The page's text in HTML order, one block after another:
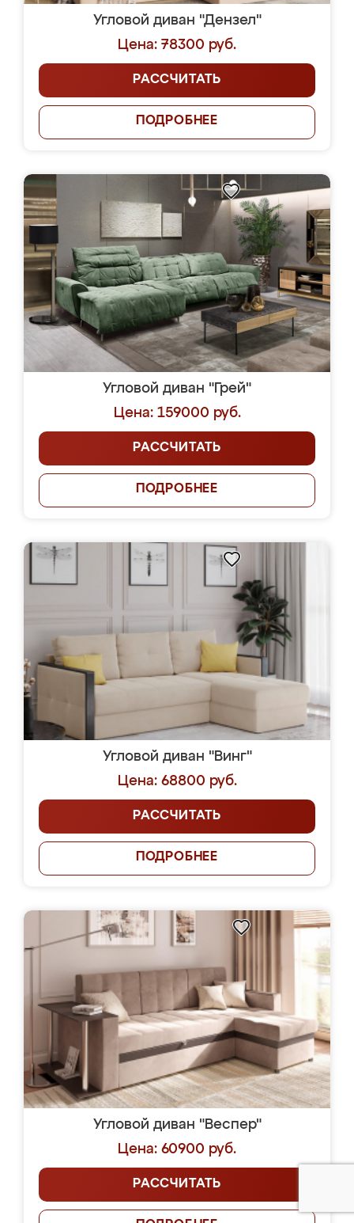
Угловой диван "Дензел"
Цена: 78300 руб.
РАССЧИТАТЬ
ПОДРОБНЕЕ
Угловой диван "Грей"
Цена: 159000 руб.
РАССЧИТАТЬ
ПОДРОБНЕЕ
Угловой диван "Винг"
Цена: 68800 руб.
РАССЧИТАТЬ
ПОДРОБНЕЕ
Угловой диван "Веспер"
Цена: 60900 руб.
РАССЧИТАТЬ